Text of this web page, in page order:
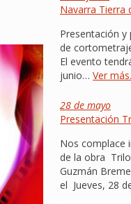
Navarra Tierra
Presentación
de
El evento
junio…Ver
28 de mayo
Presentación
Nos complace
de la obra
Guzmán
el Jueves, 28